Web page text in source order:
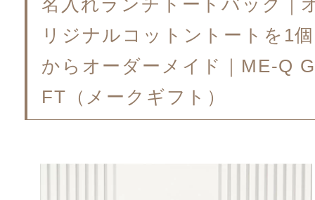
名入れランチトートバッグ｜
リジナルコットントートを1個
からオーダーメイド｜ME-Q
FT（メークギフト）